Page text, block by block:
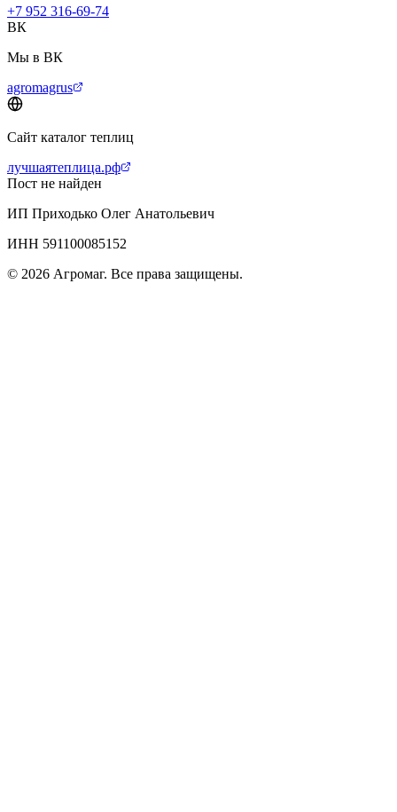
+7 952 316-69-74
ВК
Мы в ВК
agromagrus
Сайт каталог теплиц
лучшаятеплица.рф
Пост не найден
ИП Приходько Олег Анатольевич
ИНН 591100085152
© 2026 Агромаг. Все права защищены.